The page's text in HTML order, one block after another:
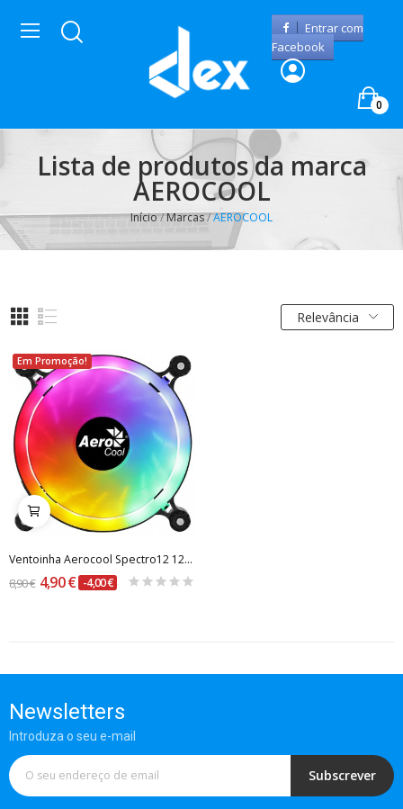
Entrar com
Facebook
0
Lista de produtos da marca
AEROCOOL
Início Marcas AEROCOOL
Relevância
Em Promoção!
Ventoinha Aerocool Spectro12 120mm RGB
8,90 € 4,90 € -4,00 €
Newsletters
Introduza o seu e-mail
Subscrever